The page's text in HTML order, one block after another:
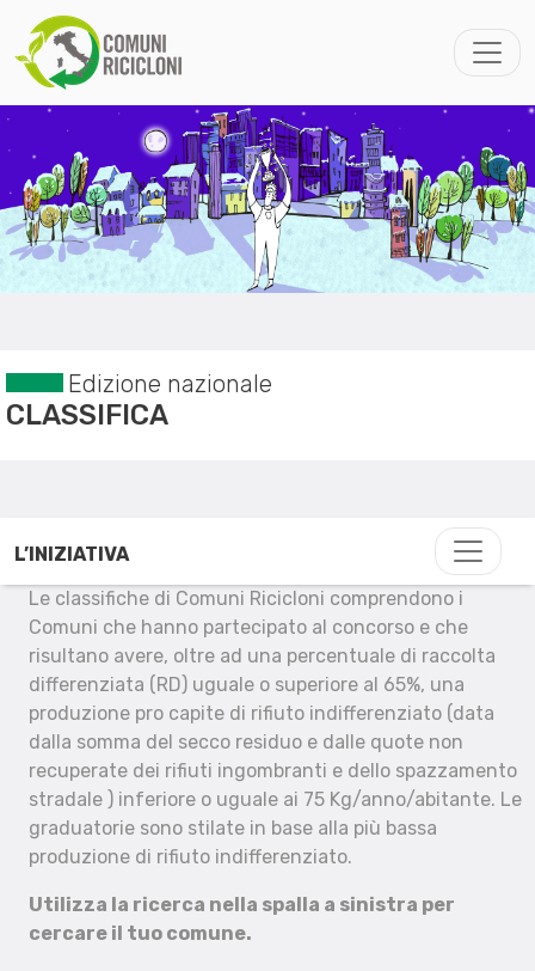
Edizione nazionale
CLASSIFICA
L’INIZIATIVA
Le classifiche di Comuni Ricicloni comprendono i
Comuni che hanno partecipato al concorso e che
risultano avere, oltre ad una percentuale di raccolta
differenziata (RD) uguale o superiore al 65%, una
produzione pro capite di rifiuto indifferenziato (data
dalla somma del secco residuo e dalle quote non
recuperate dei rifiuti ingombranti e dello spazzamento
stradale ) inferiore o uguale ai 75 Kg/anno/abitante. Le
graduatorie sono stilate in base alla più bassa
produzione di rifiuto indifferenziato.
Utilizza la ricerca nella spalla a sinistra per
cercare il tuo comune.